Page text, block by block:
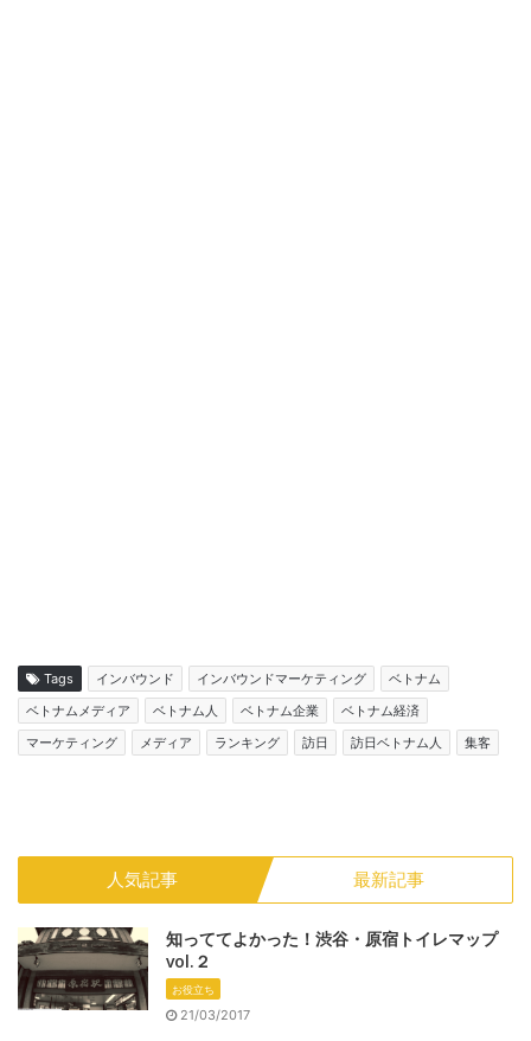
Tags インバウンド インバウンドマーケティング
ベトナム
ベトナムメディア
ベトナム人 ベトナム企業
ベトナム経済
マーケティング
メディア ランキング 訪日 訪日ベトナム人 集客
人気記事 最新記事
知っててよかった！渋谷・原宿トイレマップ
vol.２
お役立ち
21/03/2017